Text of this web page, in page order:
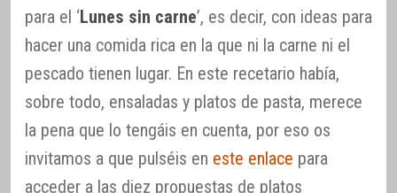
para el ‘Lunes sin carne’, es decir, con ideas para
hacer una comida rica en la que ni la carne ni el
pescado tienen lugar. En este recetario había,
sobre todo, ensaladas y platos de pasta, merece
la pena que lo tengáis en cuenta, por eso os
invitamos a que pulséis en este enlace para
acceder a las diez propuestas de platos